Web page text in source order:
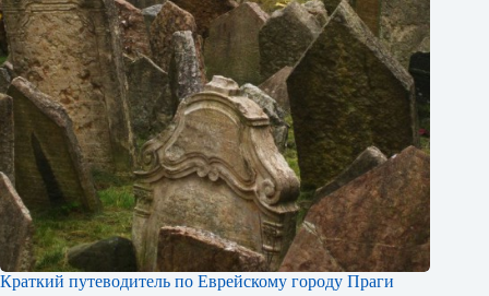
Краткий путеводитель по Еврейскому городу Праги